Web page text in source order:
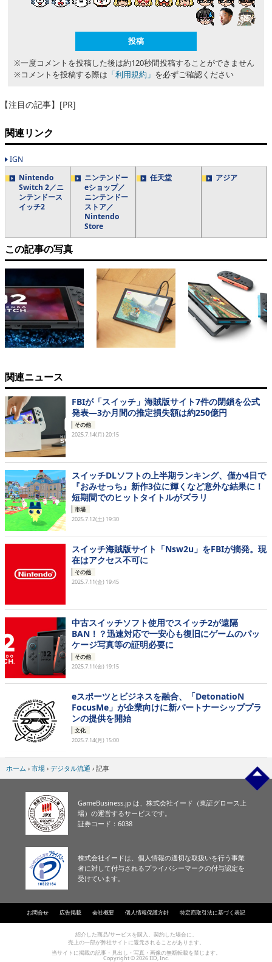
※一度コメントを投稿した後は約120秒間投稿することができません
※コメントを投稿する際は 「利用規約」 を必ずご確認ください
【注目の記事】[PR]
関連リンク
IGN
Nintendo
Switch 2／ニ
ンテンドース
イッチ2
ニンテンドー
eショップ／
ニンテンドー
ストア／
Nintendo
Store
任天堂 アジア
この記事の写真
関連ニュース
FBIが「スイッチ」海賊版サイト7件の閉鎖を公式
発表―3か月間の推定損失額は約250億円
その他
2025.7.14(月) 20:15
スイッチDLソフトの上半期ランキング、僅か4日で
『おみせっち』新作3位に輝くなど意外な結果に！
短期間でのヒットタイトルがズラリ
市場
2025.7.12(土) 19:30
スイッチ海賊版サイト「Nsw2u」をFBIが摘発。現
在はアクセス不可に
その他
2025.7.11(金) 19:45
中古スイッチソフト使用でスイッチ2が遠隔
BAN！？迅速対応で一安心も復旧にゲームのパッ
ケージ写真等の証明必要に
その他
2025.7.11(金) 19:15
eスポーツとビジネスを融合、「DetonatioN
FocusMe」が企業向けに新パートナーシッププラ
ンの提供を開始
文化
2025.7.14(月) 15:00
ホーム › 市場 › デジタル流通 › 記事
GameBusiness.jp は、株式会社イード（東証グロース上
場）の運営するサービスです。
証券コード：6038
株式会社イードは、個人情報の適切な取扱いを行う事業
者に対して付与されるプライバシーマークの付与認定を
受けています。
お問合せ 広告掲載 会社概要 個人情報保護方針 特定商取引法に基づく表記
紹介した商品/サービスを購入、契約した場合に、
売上の一部が弊社サイトに還元されることがあります。
当サイトに掲載の記事・見出し・写真・画像の無断転載を禁じます。
Copyright © 2026 IID, Inc.